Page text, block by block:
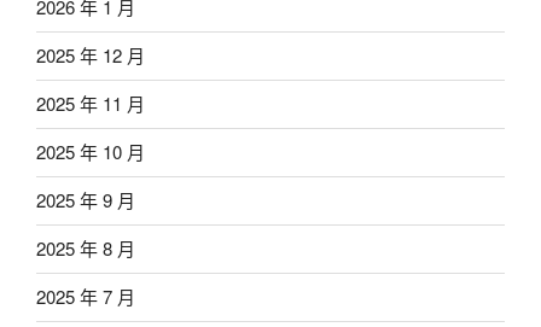
2026 年 1 月
2025 年 12 月
2025 年 11 月
2025 年 10 月
2025 年 9 月
2025 年 8 月
2025 年 7 月